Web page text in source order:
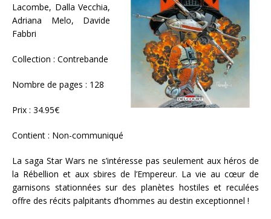
Lacombe, Dalla Vecchia,
Adriana Melo, Davide
Fabbri
Collection : Contrebande
Nombre de pages : 128
Prix : 34.95€
Contient : Non-communiqué
La saga Star Wars ne s’intéresse pas seulement aux héros de
la Rébellion et aux sbires de l’Empereur. La vie au cœur de
garnisons stationnées sur des planètes hostiles et reculées
offre des récits palpitants d’hommes au destin exceptionnel !